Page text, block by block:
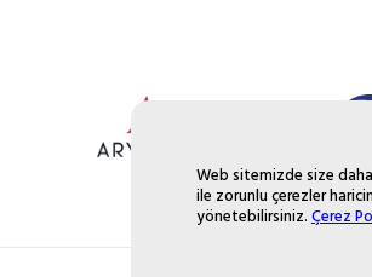
Web sitemizde size
ile zorunlu çerezler
yönetebilirsiniz.Çerez